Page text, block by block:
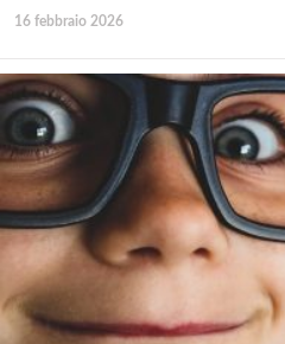
16 febbraio 2026